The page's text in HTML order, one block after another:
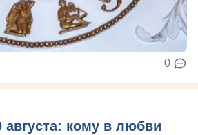
0
августа: кому в любви